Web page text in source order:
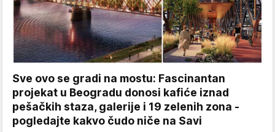
Sve ovo se gradi na mostu: Fascinantan
projekat u Beogradu donosi kafiće iznad
pešačkih staza, galerije i 19 zelenih zona -
pogledajte kakvo čudo niče na Savi